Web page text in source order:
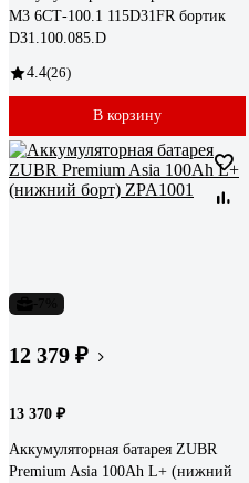
M3 6СТ-100.1 115D31FR бортик
D31.100.085.D
4.4(26)
В корзину
12 379 ₽
13 370 ₽
Аккумуляторная батарея ZUBR
Premium Asia 100Ah L+ (нижний